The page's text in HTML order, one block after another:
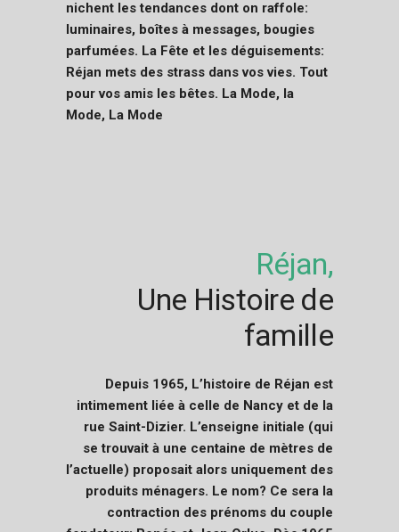
nichent les tendances dont on raffole:
luminaires, boîtes à messages, bougies
parfumées. La Fête et les déguisements:
Réjan mets des strass dans vos vies. Tout
pour vos amis les bêtes. La Mode, la
Mode, La Mode
Réjan,
Une Histoire de
famille
Depuis 1965, L’histoire de Réjan est
intimement liée à celle de Nancy et de la
rue Saint-Dizier. L’enseigne initiale (qui
se trouvait à une centaine de mètres de
l’actuelle) proposait alors uniquement des
produits ménagers. Le nom? Ce sera la
contraction des prénoms du couple